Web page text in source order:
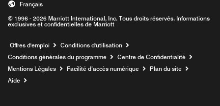
© 1996 - 2026 Marriott International, Inc. Tous droits réservés. Informations
exclusives et confidentielles de Marriott
Français
Offres d'emploi Ouvre une nouvelle fenêtre
Conditions d'utilisation
Conditions générales du programme
Centre de Confidentialité
Mentions Légales
Facilité d’accès numérique
Plan du site
Aide